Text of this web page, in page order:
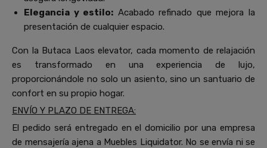
Elegancia y estilo: Acabado refinado que mejora la
presentación de cualquier espacio.
Con la Butaca Laos elevator, cada momento de relajación
es transformado en una experiencia de lujo,
proporcionándole no solo un asiento, sino un santuario de
confort en su propio hogar.
ENVÍO Y PLAZO DE ENTREGA:
El pedido será entregado en el domicilio por una empresa
de mensajería ajena a Muebles Liquidator. No se envía ni se